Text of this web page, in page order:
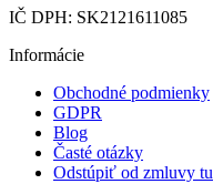
IČ DPH: SK2121611085
Informácie
Obchodné podmienky
GDPR
Blog
Časté otázky
Odstúpiť od zmluvy tu